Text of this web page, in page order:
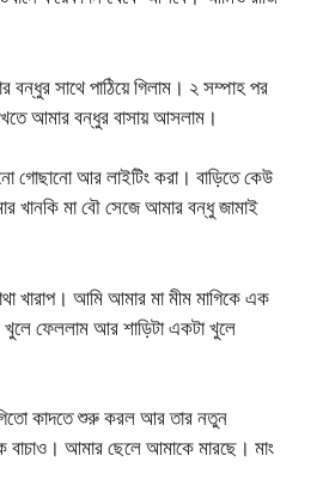
বন্ধুর সাথে পাঠিয়ে গিলাম। ২ সম্পাহ পর
আমার বন্ধুর বাসায় আসলাম।
গোছানো আর লাইটিং করা। বাড়িতে কেউ
খানকি মা বৌ সেজে আমার বন্ধু জামাই
খারাপ। আমি আমার মা মীম মাগিকে এক
ফেললাম আর শাড়িটা একটা খুলে
কাদতে শুরু করল আর তার নতুন
আমার ছেলে আমাকে মারছে। মাং